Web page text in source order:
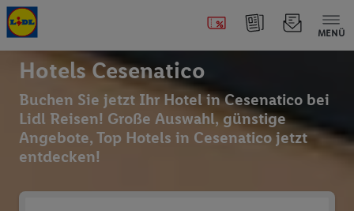
MENÜ
Hotels Cesenatico
Buchen Sie jetzt Ihr Hotel in Cesenatico bei
Lidl Reisen! Große Auswahl, günstige
Angebote, Top Hotels in Cesenatico jetzt
entdecken!